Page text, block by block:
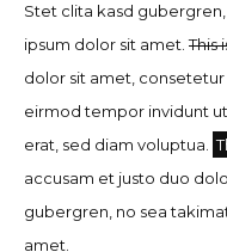
Stet clita kasd
ipsum dolor sit amet.This
dolor sit amet,
eirmod tempor invidunt
erat, sed diam voluptua.
accusam et justo duo
gubergren, no sea
amet.